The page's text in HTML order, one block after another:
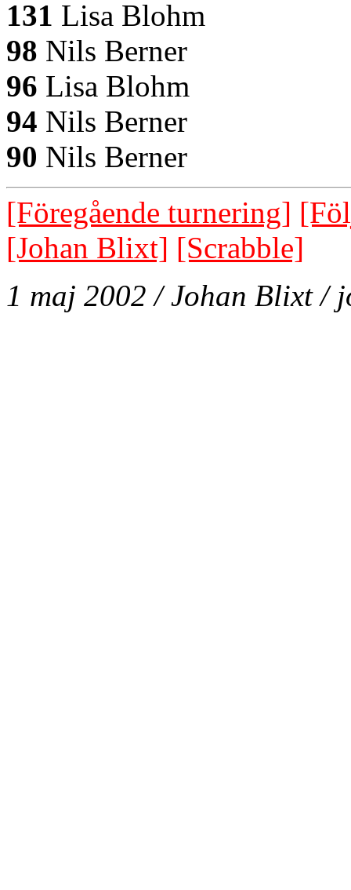
131 Lisa Blohm
98 Nils Berner
96 Lisa Blohm
94 Nils Berner
90 Nils Berner
[Föregående turnering]
[Johan Blixt] [Scrabble]
1 maj 2002 / Johan Blixt /